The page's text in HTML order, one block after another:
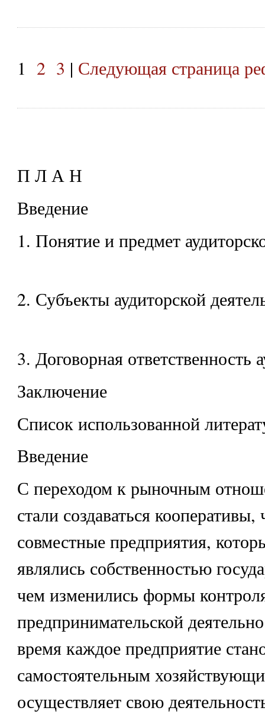
1 2 3 | Следующая страница
П Л А Н
Введение
1. Понятие и предмет
2. Субъекты аудиторской
3. Договорная ответственность
Заключение
Список использованной
Введение
С переходом к рыночным
стали создаваться
совместные предприятия,
являлись собственностью
чем изменились формы
предпринимательской
время каждое предприятие
самостоятельным
осуществляет свою